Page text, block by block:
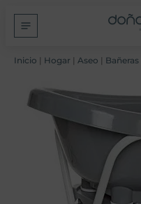
Inicio | Hogar | Aseo | Bañeras